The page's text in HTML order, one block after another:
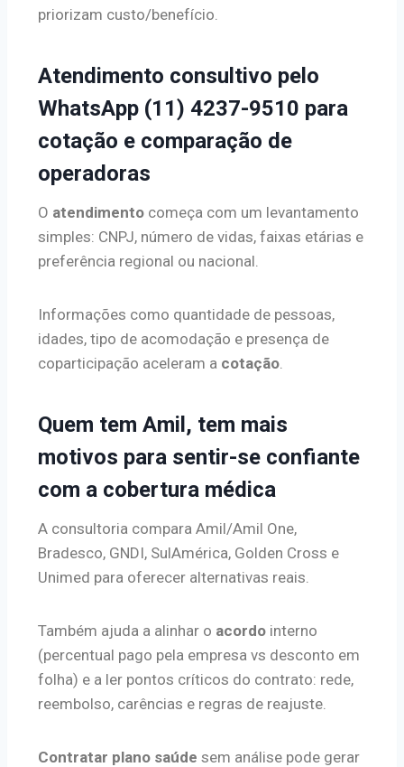
priorizam custo/benefício.
Atendimento consultivo pelo
WhatsApp (11) 4237-9510 para
cotação e comparação de
operadoras
O atendimento começa com um levantamento
simples: CNPJ, número de vidas, faixas etárias e
preferência regional ou nacional.
Informações como quantidade de pessoas,
idades, tipo de acomodação e presença de
coparticipação aceleram a cotação
Quem tem Amil, tem mais
motivos para sentir-se confiante
com a cobertura médica
A consultoria compara Amil/Amil One,
Bradesco, GNDI, SulAmérica, Golden Cross e
Unimed para oferecer alternativas reais.
Também ajuda a alinhar o acordo interno
(percentual pago pela empresa vs desconto em
folha) e a ler pontos críticos do contrato: rede,
reembolso, carências e regras de reajuste.
Contratar plano saúde sem análise pode gerar